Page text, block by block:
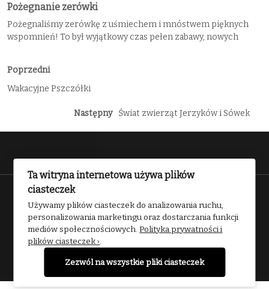
Pożegnanie zerówki
Pożegnaliśmy zerówkę z uśmiechem i mnóstwem pięknych
wspomnień! To był wyjątkowy czas pełen zabawy, nowych
Poprzedni
Wakacyjne Pszczółki
Następny Świat zwierząt Jerzyków i Sówek
Przedszkole nr 2 w Kwidzynie 2025
Ta witryna internetowa używa plików
ciasteczek
Używamy plików ciasteczek do analizowania ruchu,
personalizowania marketingu oraz dostarczania funkcji
mediów społecznościowych.Polityka prywatności i
plików ciasteczek ›.
Zezwól na wszystkie pliki ciasteczek